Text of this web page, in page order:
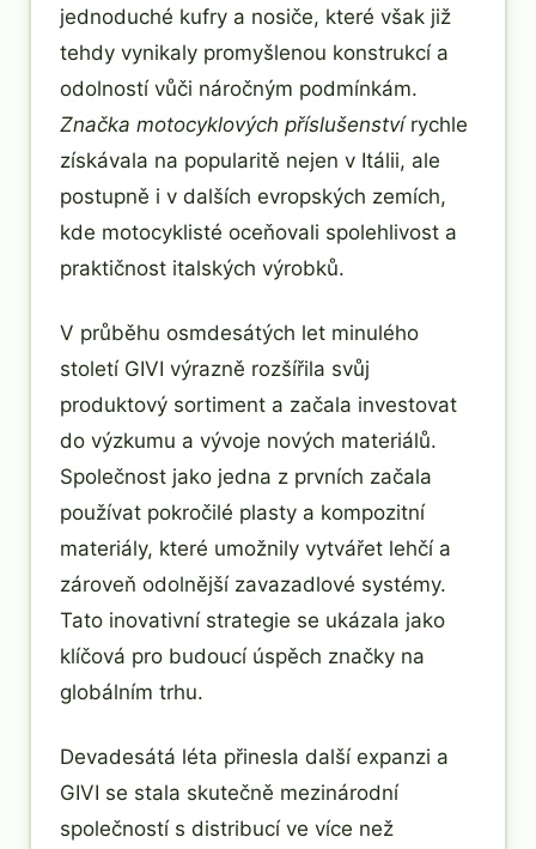
jednoduché kufry a nosiče, které však již
tehdy vynikaly promyšlenou konstrukcí a
odolností vůči náročným podmínkám.
Značka motocyklových příslušenstvírychle
získávala na popularitě nejen v Itálii, ale
postupně i v dalších evropských zemích,
kde motocyklisté oceňovali spolehlivost a
praktičnost italských výrobků.
V průběhu osmdesátých let minulého
století GIVI výrazně rozšířila svůj
produktový sortiment a začala investovat
do výzkumu a vývoje nových materiálů.
Společnost jako jedna z prvních začala
používat pokročilé plasty a kompozitní
materiály, které umožnily vytvářet lehčí a
zároveň odolnější zavazadlové systémy.
Tato inovativní strategie se ukázala jako
klíčová pro budoucí úspěch značky na
globálním trhu.
Devadesátá léta přinesla další expanzi a
GIVI se stala skutečně mezinárodní
společností s distribucí ve více než